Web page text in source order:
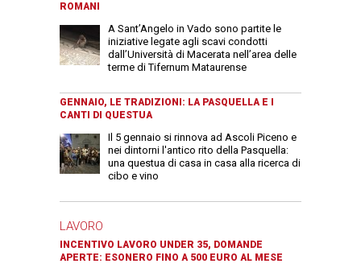
ROMANI
A Sant’Angelo in Vado sono partite le
iniziative legate agli scavi condotti
dall’Università di Macerata nell’area delle
terme di Tifernum Mataurense
GENNAIO, LE TRADIZIONI: LA PASQUELLA E I
CANTI DI QUESTUA
Il 5 gennaio si rinnova ad Ascoli Piceno e
nei dintorni l'antico rito della Pasquella:
una questua di casa in casa alla ricerca di
cibo e vino
LAVORO
INCENTIVO LAVORO UNDER 35, DOMANDE
APERTE: ESONERO FINO A 500 EURO AL MESE